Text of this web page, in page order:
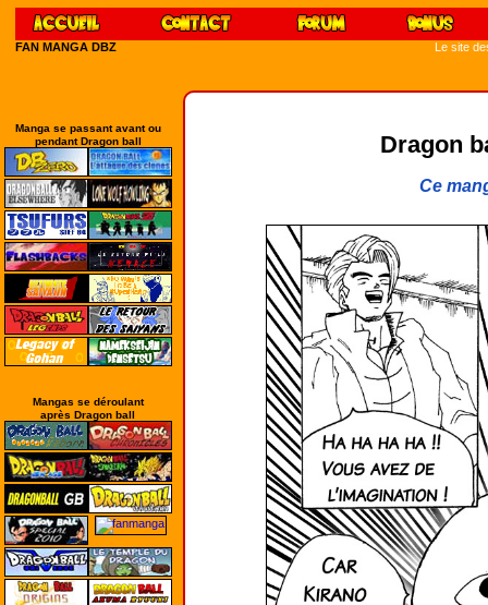
FAN MANGA DBZ Le site
Manga se passant avant ou
pendant Dragon ball
Mangas se déroulant
après Dragon ball
Dragon
Ce